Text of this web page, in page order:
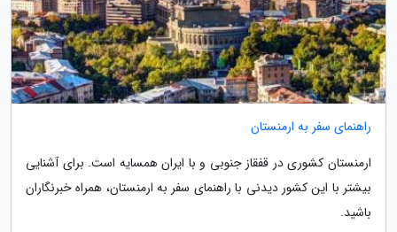
راهنمای سفر به ارمنستان
ارمنستان کشوری در قفقاز جنوبی و با ایران همسایه است. برای آشنایی
بیشتر با این کشور دیدنی با راهنمای سفر به ارمنستان، همراه خبرنگاران
باشید.